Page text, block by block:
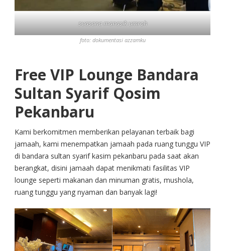
suasana manasik umroh
foto: dokumentasi azzamku
Free VIP Lounge Bandara
Sultan Syarif Qosim
Pekanbaru
Kami berkomitmen memberikan pelayanan terbaik bagi
jamaah, kami menempatkan jamaah pada ruang tunggu VIP
di bandara sultan syarif kasim pekanbaru pada saat akan
berangkat, disini jamaah dapat menikmati fasilitas VIP
lounge seperti makanan dan minuman gratis, mushola,
ruang tunggu yang nyaman dan banyak lagi!